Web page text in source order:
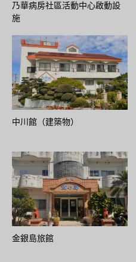
乃華病房社區活動中心啟動設
施
中川館（建築物）
金銀島旅館